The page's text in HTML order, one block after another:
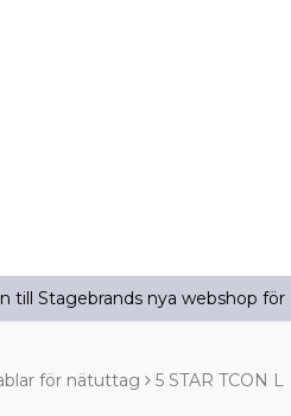
till Stagebrands nya webshop
för nätuttag 5 STAR TCON L